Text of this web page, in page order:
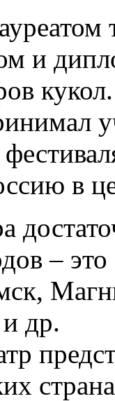
и
в
–
др.